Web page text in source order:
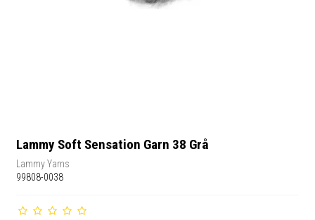
Lammy Soft Sensation Garn 38 Grå
Lammy Yarns
99808-0038